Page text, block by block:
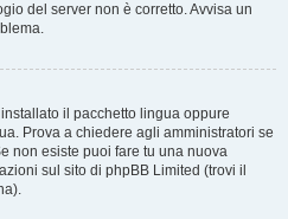
del server non è corretto. Avvisa un
il pacchetto lingua oppure
Prova a chiedere agli amministratori se
non esiste puoi fare tu una nuova
sul sito di phpBB Limited (trovi il